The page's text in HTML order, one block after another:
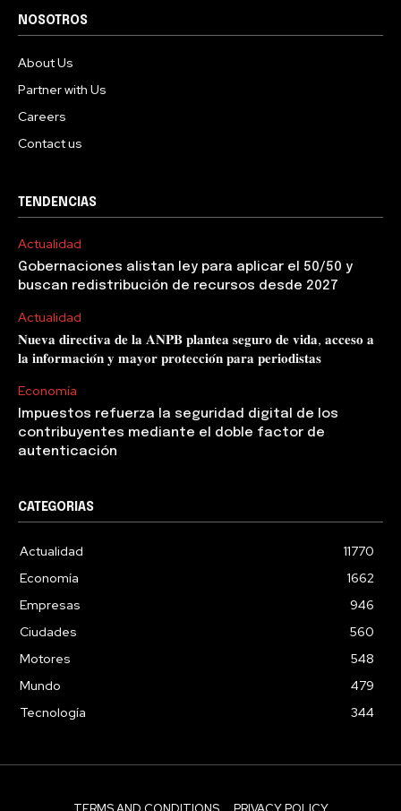
NOSOTROS
About Us
Partner with Us
Careers
Contact us
TENDENCIAS
Actualidad
Gobernaciones alistan ley para aplicar el 50/50 y
buscan redistribución de recursos desde 2027
Actualidad
𝐍𝐮𝐞𝐯𝐚 𝐝𝐢𝐫𝐞𝐜𝐭𝐢𝐯𝐚 𝐝𝐞 𝐥𝐚 𝐀𝐍𝐏𝐁 𝐩𝐥𝐚𝐧𝐭𝐞𝐚 𝐬𝐞𝐠𝐮𝐫𝐨 𝐝𝐞 𝐯𝐢𝐝𝐚, 𝐚𝐜𝐜𝐞𝐬𝐨 𝐚
𝐥𝐚 𝐢𝐧𝐟𝐨𝐫𝐦𝐚𝐜𝐢𝐨́𝐧 𝐲 𝐦𝐚𝐲𝐨𝐫 𝐩𝐫𝐨𝐭𝐞𝐜𝐜𝐢𝐨́𝐧 𝐩𝐚𝐫𝐚 𝐩𝐞𝐫𝐢𝐨𝐝𝐢𝐬𝐭𝐚𝐬
Economía
Impuestos refuerza la seguridad digital de los
contribuyentes mediante el doble factor de
autenticación
CATEGORIAS
Actualidad
11770
Economía
1662
Empresas
946
Ciudades
560
Motores
548
Mundo
479
Tecnología
344